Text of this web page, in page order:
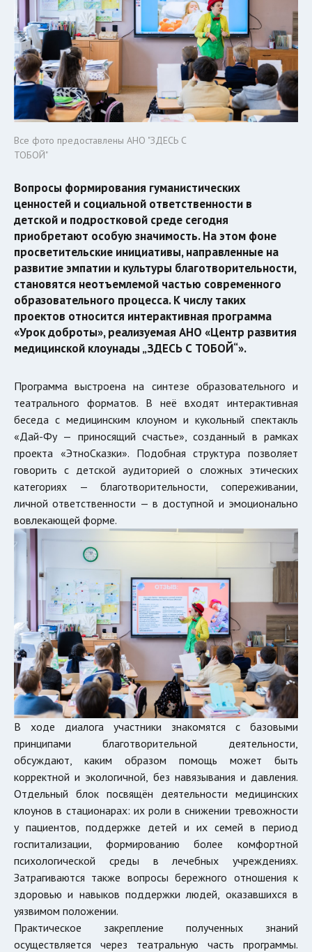
Все фото предоставлены АНО "ЗДЕСЬ С
ТОБОЙ"
Вопросы формирования гуманистических
ценностей и социальной ответственности в
детской и подростковой среде сегодня
приобретают особую значимость. На этом фоне
просветительские инициативы, направленные на
развитие эмпатии и культуры благотворительности,
становятся неотъемлемой частью современного
образовательного процесса. К числу таких
проектов относится интерактивная программа
«Урок доброты», реализуемая АНО «Центр развития
медицинской клоунады „ЗДЕСЬ С ТОБОЙ“».
Программа выстроена на синтезе образовательного и
театрального форматов. В неё входят интерактивная
беседа с медицинским клоуном и кукольный спектакль
«Дай-Фу — приносящий счастье», созданный в рамках
проекта «ЭтноСказки». Подобная структура позволяет
говорить с детской аудиторией о сложных этических
категориях — благотворительности, сопереживании,
личной ответственности — в доступной и эмоционально
вовлекающей форме.
В ходе диалога участники знакомятся с базовыми
принципами благотворительной деятельности,
обсуждают, каким образом помощь может быть
корректной и экологичной, без навязывания и давления.
Отдельный блок посвящён деятельности медицинских
клоунов в стационарах: их роли в снижении тревожности
у пациентов, поддержке детей и их семей в период
госпитализации, формированию более комфортной
психологической среды в лечебных учреждениях.
Затрагиваются также вопросы бережного отношения к
здоровью и навыков поддержки людей, оказавшихся в
уязвимом положении.
Практическое закрепление полученных знаний
осуществляется через театральную часть программы.